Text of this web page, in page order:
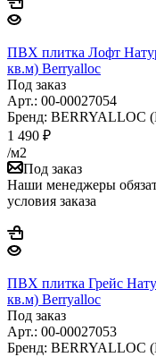
ПВХ плитка Лофт
кв.м) Berryalloс
Под заказ
Арт.: 00-00027054
Бренд: BERRYALLOC
1 490 ₽
/м2
Под заказ
Наши менеджеры
условия заказа
ПВХ плитка Грейс
кв.м) Berryalloс
Под заказ
Арт.: 00-00027053
Бренд: BERRYALLOC